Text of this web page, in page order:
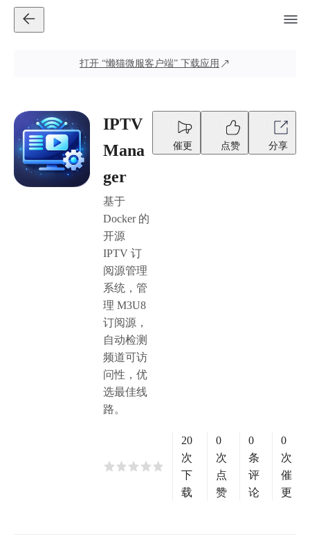
打开 “懒猫微服客户端” 下载应用
IPTV
Mana
ger
基于
Docker 的
开源
IPTV 订
阅源管理
系统，管
理 M3U8
订阅源，
自动检测
频道可访
问性，优
选最佳线
路。
催更 点赞 分享
20
次
下
载
0
次
点
赞
0
条
评
论
0
次
催
更